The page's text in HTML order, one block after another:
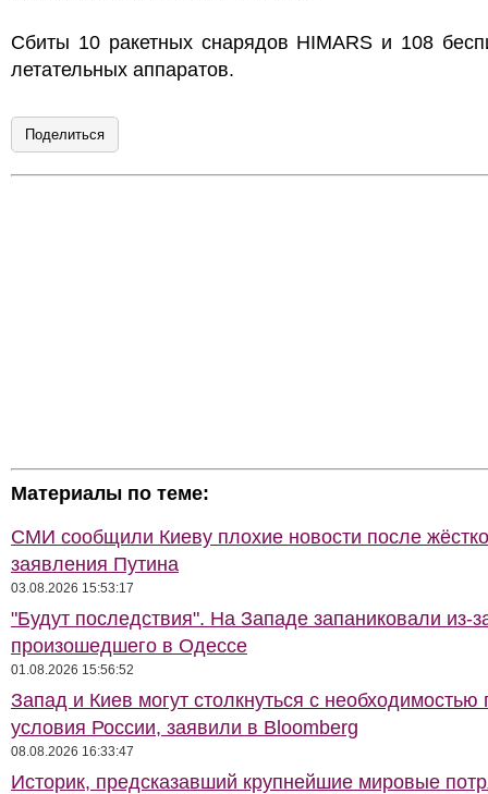
Сбиты 10 ракетных снарядов HIMARS и 108
летательных аппаратов.
Поделиться
Материалы по теме:
СМИ сообщили Киеву плохие новости после
заявления Путина
03.08.2026 15:53:17
"Будут последствия". На Западе запаниковали из-
произошедшего в Одессе
01.08.2026 15:56:52
Запад и Киев могут столкнуться с необходимостью
условия России, заявили в Bloomberg
08.08.2026 16:33:47
Историк, предсказавший крупнейшие мировые